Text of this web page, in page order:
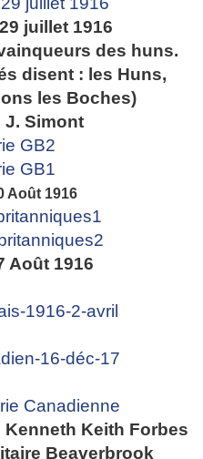
juillet 1916
des huns.
disent : les Huns,
les Boches)
Simont
Août 1916
Août 1916
Keith Forbes
Beaverbrook